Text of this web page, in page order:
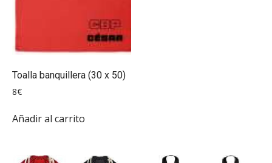
Toalla banquillera (30 x 50)
8€
Añadir al carrito
página